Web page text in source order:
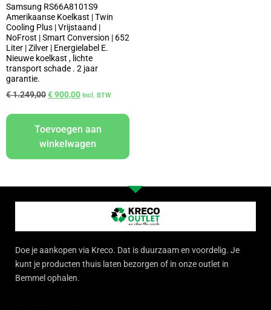
Samsung RS66A8101S9
Amerikaanse Koelkast | Twin
Cooling Plus | Vrijstaand |
NoFrost | Smart Conversion | 652
Liter | Zilver | Energielabel E.
Nieuwe koelkast , lichte
transport schade . 2 jaar
garantie.
€1.249,00€900,00 Incl. BTW
Toevoegen aan
winkelwagen
Doe je aankopen via Kreco. Dat is duurzaam en voordelig. Je
kunt je producten thuis laten bezorgen of in onze outlet in
Bemmel ophalen.